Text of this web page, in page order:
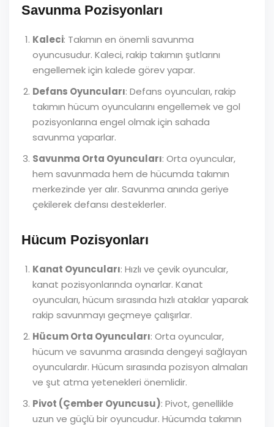
Savunma Pozisyonları
Kaleci: Takımın en önemli savunma
oyuncusudur. Kaleci, rakip takımın şutlarını
engellemek için kalede görev yapar.
Defans Oyuncuları: Defans oyuncuları, rakip
takımın hücum oyuncularını engellemek ve gol
pozisyonlarına engel olmak için sahada
savunma yaparlar.
Savunma Orta Oyuncuları: Orta oyuncular,
hem savunmada hem de hücumda takımın
merkezinde yer alır. Savunma anında geriye
çekilerek defansı desteklerler.
Hücum Pozisyonları
Kanat Oyuncuları: Hızlı ve çevik oyuncular,
kanat pozisyonlarında oynarlar. Kanat
oyuncuları, hücum sırasında hızlı ataklar yaparak
rakip savunmayı geçmeye çalışırlar.
Hücum Orta Oyuncuları: Orta oyuncular,
hücum ve savunma arasında dengeyi sağlayan
oyunculardır. Hücum sırasında pozisyon almaları
ve şut atma yetenekleri önemlidir.
Pivot (Çember Oyuncusu): Pivot, genellikle
uzun ve güçlü bir oyuncudur. Hücumda takımın